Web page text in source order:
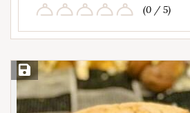
(0 / 5)
Save Recipe